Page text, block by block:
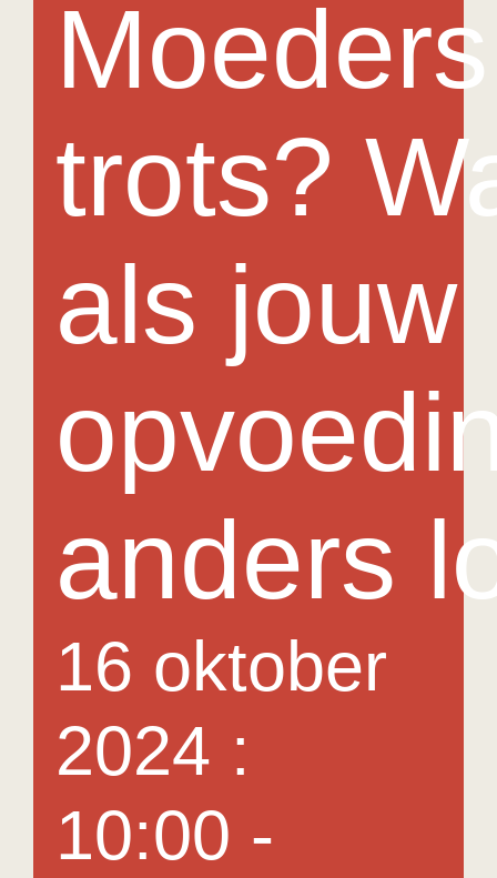
Medewerkers
Moeders
trots?
als jouw
anders
16 oktober
2024 :
10:00 -